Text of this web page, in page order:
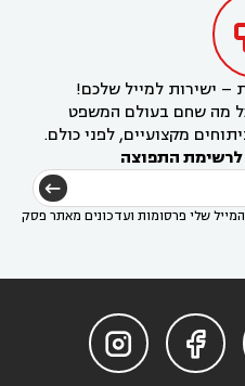
ישירות למייל שלכם!
כל מה שחם בעולם המשפט
מקצועיים, לפני כולם.
התפוצה
שלי פרסומות ועדכונים מאתר פסק

